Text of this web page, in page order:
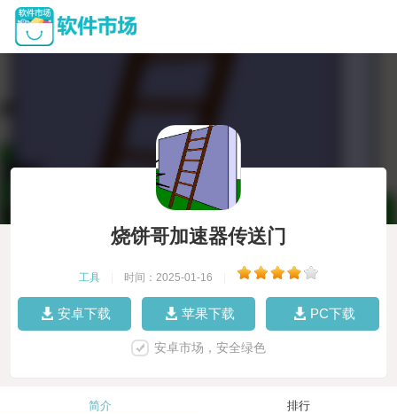
烧饼哥加速器传送门
工具 时间：2025-01-16
安卓下载 苹果下载 PC下载
安卓市场，安全绿色
简介 排行